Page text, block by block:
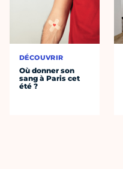
DÉCOUVRIR
Où donner son
sang à Paris cet
été ?